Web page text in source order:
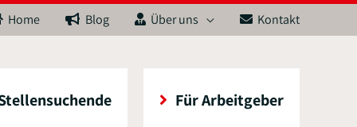
Home Blog Über uns Kontakt
Für Arbeitgeber